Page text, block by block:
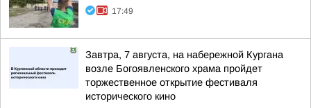
17:49
Завтра, 7 августа, на набережной Кургана
возле Богоявленского храма пройдет
торжественное открытие фестиваля
исторического кино